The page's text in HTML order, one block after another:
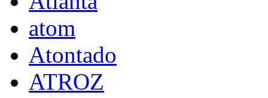
atom
Atontado
ATROZ